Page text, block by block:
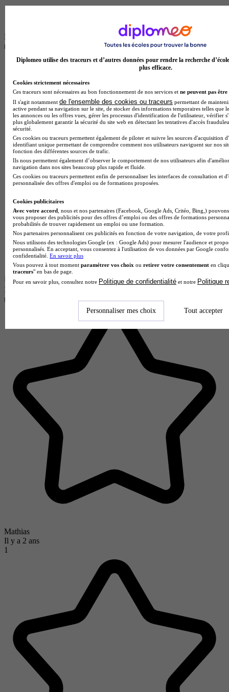
LOCAUX
note de
INTÉGRATION PRO
note de
Mathias
Il y a 2 ans
1
Diplomeo utilise des traceurs et d’autres données pour rendre la recherche
plus efficace.
Cookies strictement nécessaires
Ces traceurs sont nécessaires au bon fonctionnement de nos services et ne peuvent pas être
Il s'agit notamment de l'ensemble des cookies ou traceurs permettant de
active pendant sa navigation sur le site, de stocker des informations temporaires telles que
les annonces ou les offres vues, gérer les processus d'identification de l'utilisateur, vérifier
plus globalement garantir la sécurité du site web en détectant les tentatives d'accès
sécurité.
Ces cookies ou traceurs permettent également de piloter et suivre les sources d'acquisition
identifiant unique permettant de comprendre comment nos utilisateurs naviguent sur nos
fonction des différentes sources de trafic.
Ils nous permettent également d’observer le comportement de nos utilisateurs afin
navigation dans nos sites beaucoup plus rapide et fluide.
Ces cookies ou traceurs permettent enfin de personnaliser les interfaces de consultation et
personnalisée des offres d'emploi ou de formations proposées.
Cookies publicitaires
Avec votre accord , nous et nos partenaires (Facebook, Google Ads, Critéo, Bing,)
vous proposer des publicités pour des offres d’emploi ou des offres de formations
probabilités de trouver rapidement un emploi ou une formation.
Nos partenaires personnalisent ces publicités en fonction de votre navigation, de votre
Nous utilisons des technologies Google (ex : Google Ads) pour mesurer l'audience et
personnalisés. En acceptant, vous consentez à l'utilisation de vos données par Google
confidentialité. En savoir plus
Vous pouvez à tout moment paramétrer vos choix ou retirer votre consentement en
traceurs" en bas de page.
Pour en savoir plus, consultez notre Politique de confidentialité et notre Politique
Personnaliser mes choix Tout accepter